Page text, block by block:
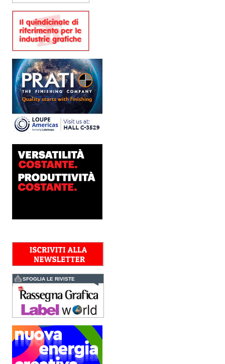
Una...
Platinum Technologies
presenta SIGNATURE
sviluppo e analisi
approfondita delle reali
esigenze produttive del
mercato, Platinum
Technologies, centro
europeo di ricerca e...
Nava Press sceglie
AccurioJet 30000
Nava Press ha scelto di
AccurioJet 30000 di Konica
Minolta, il sistema inkjet UV
LED B2+ progettato per...
Polyedra diventa un
marchio europeo: nasce
Spagna, Francia e...
Kolor+Service e T&K
Grafiche
L’intesa porta nel Gruppo
una gamma completa di
soluzioni per la misurazione
e il controllo del colore e
della qualità di stampa - e
l’esperienza di...
Assemblea Acimga:
investimenti, occupazione
e ripresa degli ordini
sostengono il settore
SFOGLIA LE RIVISTE